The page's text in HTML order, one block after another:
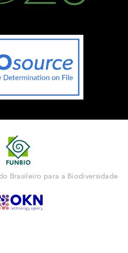
Brasileiro para a Biodiversidade